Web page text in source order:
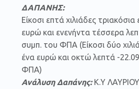
ΔΑΠΑΝΗΣ:
Είκοσι επτά χιλιάδες
ευρώ και ενενήντα τέσσερα
συμπ. του ΦΠΑ (Είκοσι δύο
ένα ευρώ και οκτώ λεπτά -
ΦΠΑ)
Ανάλυση Δαπάνης:Κ.Υ